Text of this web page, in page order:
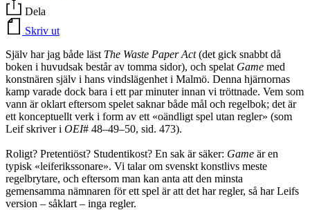
Dela
Skriv ut
Själv har jag både läst The Waste Paper Act(det gick snabbt då
boken i huvudsak består av tomma sidor), och spelat Game med
konstnären själv i hans vindslägenhet i Malmö. Denna hjärnornas
kamp varade dock bara i ett par minuter innan vi tröttnade. Vem som
vann är oklart eftersom spelet saknar både mål och regelbok; det är
ett konceptuellt verk i form av ett «oändligt spel utan regler» (som
Leif skriver i OEI# 48–49–50, sid. 473).
Roligt? Pretentiöst? Studentikost? En sak är säker: Game är en
typisk «leiferikssonare». Vi talar om svenskt konstlivs meste
regelbrytare, och eftersom man kan anta att den minsta
gemensamma nämnaren för ett spel är att det har regler, så har Leifs
version – såklart – inga regler.